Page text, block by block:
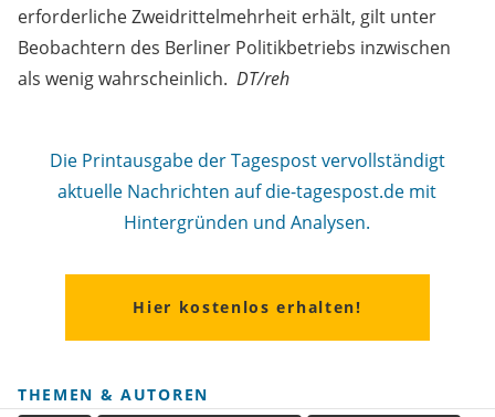
erforderliche Zweidrittelmehrheit erhält, gilt unter
Beobachtern des Berliner Politikbetriebs inzwischen
als wenig wahrscheinlich. DT/reh
Die Printausgabe der Tagespost vervollständigt
aktuelle Nachrichten auf die-tagespost.de mit
Hintergründen und Analysen.
Hier kostenlos erhalten!
THEMEN & AUTOREN